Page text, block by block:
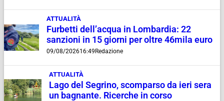
ATTUALITÀ
Furbetti dell’acqua in Lombardia: 22
sanzioni in 15 giorni per oltre 46mila euro
09/08/202616:49 Redazione
ATTUALITÀ
Lago del Segrino, scomparso da ieri sera
un bagnante. Ricerche in corso